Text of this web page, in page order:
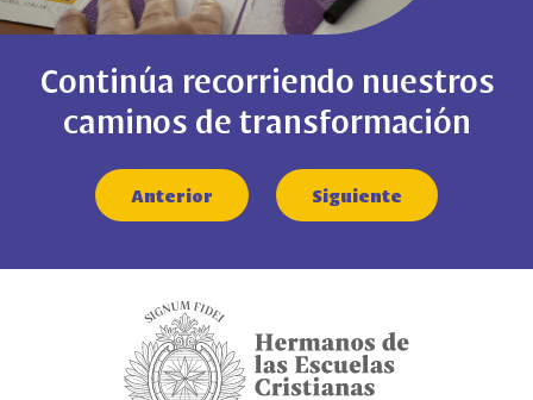
Continúa recorriendo nuestros
caminos de transformación
Anterior Siguiente